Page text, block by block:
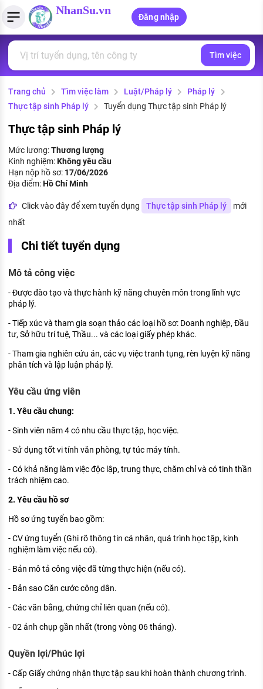
NhanSu.vn
Đăng nhập
Tìm việc làm
Việc làm ngành luật
Việc làm tốt nhất
CÔNG TY
Danh sách nhà tuyển dụng
Quản lý CV
Tải CV lên
MẪU CV THEO STYLE
Mẫu CV đơn giản
Mẫu CV hiện đại
Tính lương Gross - Net
Tính thuế thu nhập cá nhân
PHÁP LUẬT VIỆT NAM
Văn bản pháp luật
Chính sách mới
PHÁP LUẬT LAO ĐỘNG
Lao động và tiền lương
Bảo hiểm và phúc lợi
Thuế thu nhập
Chính sách lao động
KHÁM PHÁ NGHỀ NGHIỆP
Tử vi nghề nghiệp
Kỹ năng nghề nghiệp
HƯỚNG NGHIỆP VIỆC LÀM
Đặc trưng từng nghề
NHÂN SỰ
Tìm việc
Trang chủ Tìm việc làm Luật/Pháp lý
Pháp lý
Thực tập sinh Pháp lý
Tuyển dụng Thực tập sinh Pháp lý
Thực tập sinh Pháp lý
Mức lương:Thương lượng
Kinh nghiệm:Không yêu cầu
Hạn nộp hồ sơ: 17/06/2026
Địa điểm:Hồ Chí Minh
Click vào đây để xem tuyển dụng Thực tập sinh Pháp lý
mới
nhất
Chi tiết tuyển dụng
Mô tả công việc
- Được đào tạo và thực hành kỹ năng chuyên môn trong lĩnh vực
pháp lý.
- Tiếp xúc và tham gia soạn thảo các loại hồ sơ: Doanh nghiệp, Đầu
tư, Sở hữu trí tuệ, Thầu... và các loại giấy phép khác.
- Tham gia nghiên cứu án, các vụ việc tranh tụng, rèn luyện kỹ năng
phân tích và lập luận pháp lý.
Yêu cầu ứng viên
1. Yêu cầu chung:
- Sinh viên năm 4 có nhu cầu thực tập, học việc.
- Sử dụng tốt vi tính văn phòng, tự túc máy tính.
- Có khả năng làm việc độc lập, trung thực, chăm chỉ và có tinh thần
trách nhiệm cao.
2. Yêu cầu hồ sơ
Hồ sơ ứng tuyển bao gồm:
- CV ứng tuyển (Ghi rõ thông tin cá nhân, quá trình học tập, kinh
nghiệm làm việc nếu có).
- Bản mô tả công việc đã từng thực hiện (nếu có).
- Bản sao Căn cước công dân.
- Các văn bằng, chứng chỉ liên quan (nếu có).
- 02 ảnh chụp gần nhất (trong vòng 06 tháng).
Quyền lợi/Phúc lợi
- Cấp Giấy chứng nhận thực tập sau khi hoàn thành chương trình.